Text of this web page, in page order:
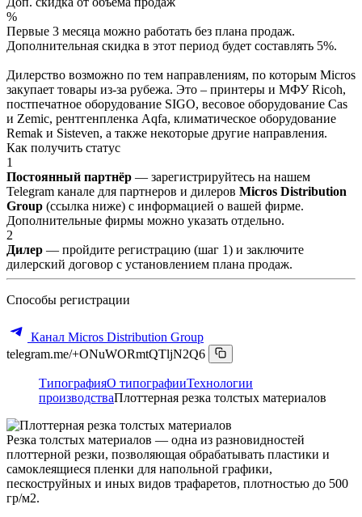
%
Первые 3 месяца можно работать без плана продаж.
Дополнительная скидка в этот период будет составлять 5%.
Дилерство возможно по тем направлениям, по которым Micros
закупает товары из-за рубежа. Это – принтеры и МФУ Ricoh,
постпечатное оборудование SIGO, весовое оборудование Cas
и Zemic, рентгенпленка Aqfa, климатическое оборудование
Remak и Sisteven, а также некоторые другие направления.
Как получить статус
1
Постоянный партнёр — зарегистрируйтесь на нашем
Telegram канале для партнеров и дилеров Micros Distribution
Group (ссылка ниже) с информацией о вашей фирме.
Дополнительные фирмы можно указать отдельно.
2
Дилер — пройдите регистрацию (шаг 1) и заключите
дилерский договор с установлением плана продаж.
Способы регистрации
Канал Micros Distribution Group
telegram.me/+ONuWORmtQTljN2Q6
ТипографияО типографииТехнологии
производстваПлоттерная резка толстых материалов
Резка толстых материалов — одна из разновидностей
плоттерной резки, позволяющая обрабатывать пластики и
самоклеящиеся пленки для напольной графики,
пескоструйных и иных видов трафаретов, плотностью до 500
гр/м2.